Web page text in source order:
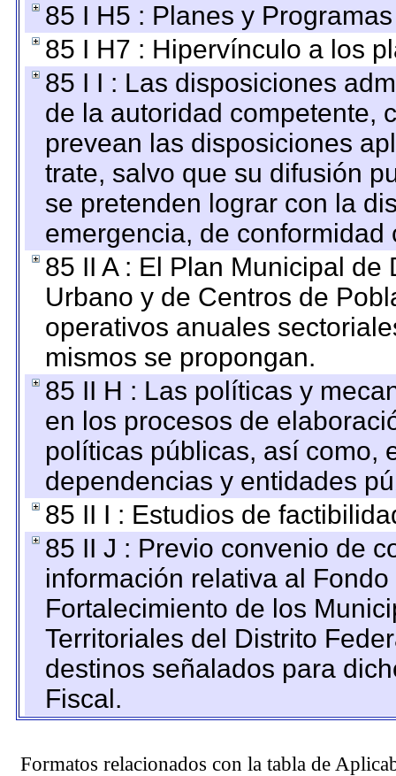
85 I H5 : Planes y
85 I H7 : Hipervínculo a los
85 I I : Las disposiciones
de la autoridad competente,
prevean las disposiciones
trate, salvo que su difusión
se pretenden lograr con la
emergencia, de
85 II A : El Plan Municipal
Urbano y de Centros de
operativos anuales
mismos se propongan.
85 II H : Las políticas y
en los procesos de
políticas públicas, así como,
dependencias y entidades
85 II I : Estudios de
85 II J : Previo convenio de
información relativa al
Fortalecimiento de los
Territoriales del Distrito
destinos señalados para
Fiscal.
Formatos relacionados con la tabla de